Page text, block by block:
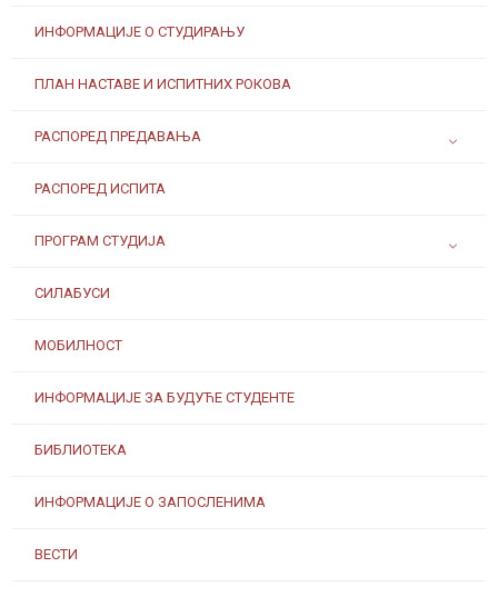
ИНФОРМАЦИЈЕ О СТУДИРАЊУ
ПЛАН НАСТАВЕ И ИСПИТНИХ РОКОВА
РАСПОРЕД ПРЕДАВАЊА
РАСПОРЕД ИСПИТА
ПРОГРАМ СТУДИЈА
СИЛАБУСИ
МОБИЛНОСТ
ИНФОРМАЦИЈЕ ЗА БУДУЋЕ СТУДЕНТЕ
БИБЛИОТЕКА
ИНФОРМАЦИЈЕ О ЗАПОСЛЕНИМА
ВЕСТИ